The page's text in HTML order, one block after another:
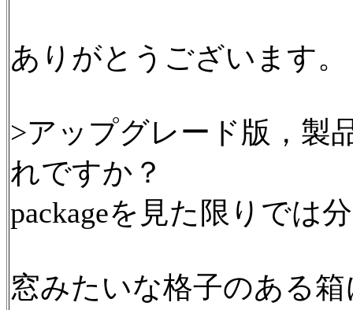
ありがとうございます。
>アップグレード版，製
れですか？
packageを見た限りでは
窓みたいな格子のある